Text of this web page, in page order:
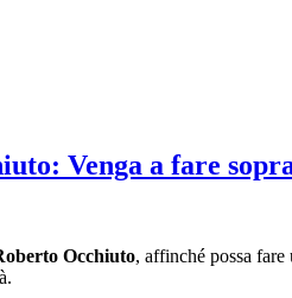
Venga a fare
Occhiuto, affinché possa